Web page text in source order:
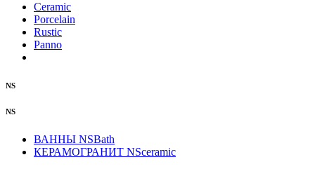
Ceramic
Porcelain
Rustic
Panno
NS
NS
ВАННЫ NSBath
КЕРАМОГРАНИТ NSceramic